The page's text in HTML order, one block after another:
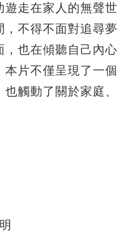
遊走在家人的無聲世
，不得不面對追尋夢
，也在傾聽自己內心
片不僅呈現了一個
觸動了關於家庭、